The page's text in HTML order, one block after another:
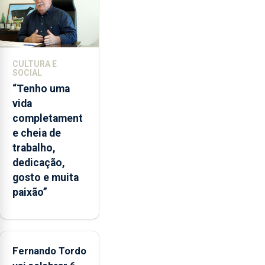
e
2026.
A
das
Flores
apresenta
um
“decréscimo
significativo”
da
CPUE
entre
2022
CULTURA E
SOCIAL
“Tenho uma
vida
completament
e cheia de
trabalho,
dedicação,
gosto e muita
paixão”
Fernando Tordo